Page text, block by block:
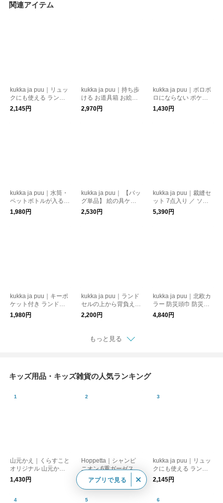
関連アイテム
kukka ja puu｜リュッ
クにも使える ランド
セル レインカバー 日
本製 撥水 女の子 男の
2,145円
kukka ja puu｜持ち歩
ける お道具箱 お絵か
きバッグ
2,970円
kukka ja puu｜ボロボ
ロにならない ポケッ
トティッシュケース P
VC ケース ポーチ
1,430円
kukka ja puu｜水筒・
ペットボトルが入る
ショルダーバッグ ス
マホポーチ 保冷
1,980円
kukka ja puu｜ 【バッ
グ単品】 絵の具ケー
ス バッグ 画材バッグ
画材ケース
2,530円
kukka ja puu｜裁縫セ
ット 7点入り ／ ソー
イングセット 裁縫道
具 小学生 家庭科 裁縫
5,390円
kukka ja puu｜キーポ
ケット付き ランドセ
ル肩パッド 2枚組
1,980円
kukka ja puu｜ランド
セルの上から背負える
ナップサック 体操着
入れ
2,200円
kukka ja puu｜北欧カ
ラー 防災頭巾 防災頭
巾カバー セット 2way
小学生 男の子 女の子
4,840円
もっと見る
キッズ用品・キッズ雑貨の人気ランキング
山元かえ｜くらすこと
オリジナル 山元かえ
日本地図
1,430円
Hoppetta｜シャンピ
ニオン 6重ガーゼスリ
ーパー
5,170円
kukka ja puu｜リュッ
クにも使える ランド
セル レインカバー 日
本製 撥水 女の子 男の
バー 雨
2,145円
アプリで見る